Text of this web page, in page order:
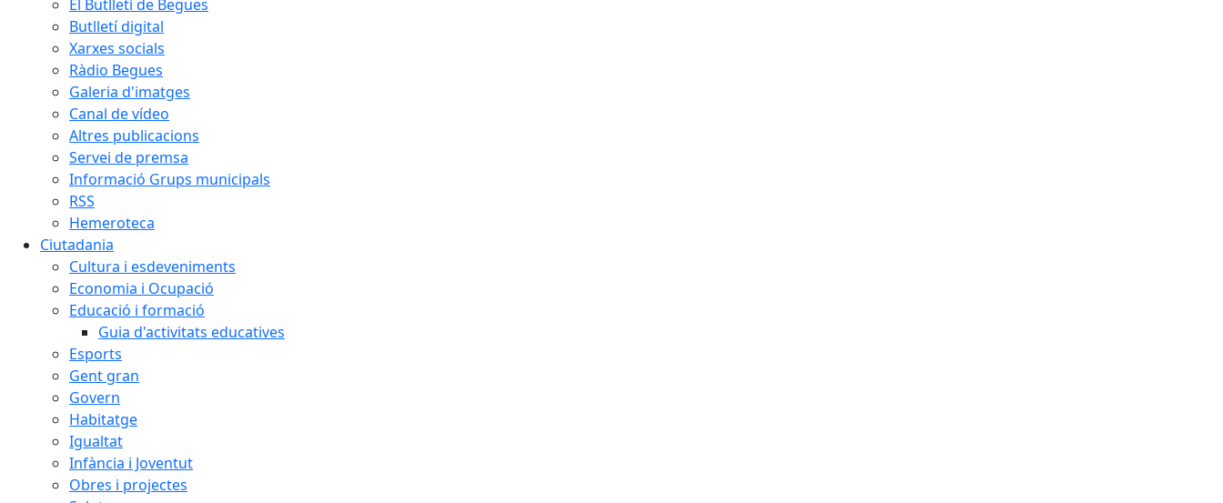
El Butlletí de Begues
Butlletí digital
Xarxes socials
Ràdio Begues
Galeria d'imatges
Canal de vídeo
Altres publicacions
Servei de premsa
Informació Grups municipals
RSS
Hemeroteca
Ciutadania
Cultura i esdeveniments
Economia i Ocupació
Educació i formació
Guia d'activitats educatives
Esports
Gent gran
Govern
Habitatge
Igualtat
Infància i Joventut
Obres i projectes